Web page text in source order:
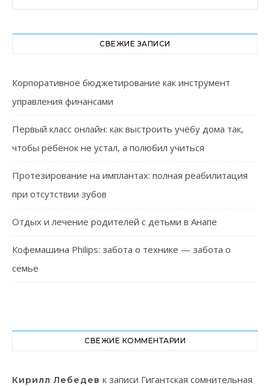
СВЕЖИЕ ЗАПИСИ
Корпоративное бюджетирование как инструмент
управления финансами
Первый класс онлайн: как выстроить учёбу дома так,
чтобы ребёнок не устал, а полюбил учиться
Протезирование на имплантах: полная реабилитация
при отсутствии зубов
Отдых и лечение родителей с детьми в Анапе
Кофемашина Philips: забота о технике — забота о
семье
СВЕЖИЕ КОММЕНТАРИИ
Кирилл Лебедев к записи Гигантская сомнительная